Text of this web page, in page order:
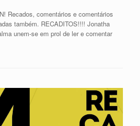
Recados, comentários e comentários
também. RECADITOS!!!! Jonatha
unem-se em prol de ler e comentar